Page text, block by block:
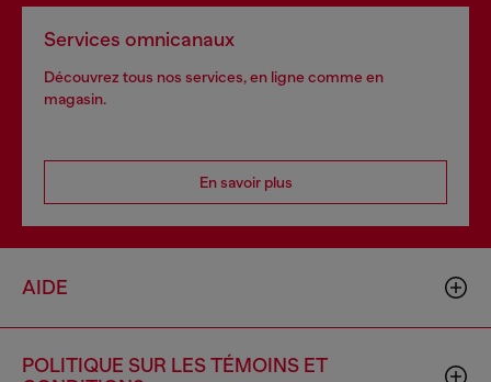
Services omnicanaux
Découvrez tous nos services, en ligne comme en
magasin.
En savoir plus
AIDE
POLITIQUE SUR LES TÉMOINS ET